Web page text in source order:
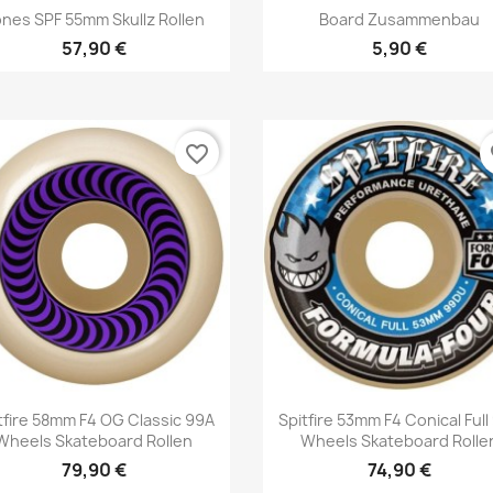
Vorschau
SPF 55mm Skullz Rollen
57,90 €
Vorschau
Board Zusammenbau
5,90 €
Vorschau
58mm F4 OG Classic 99A
Skateboard Rollen
79,90 €
favorite_border
Vorschau
Spitfire 53mm F4 Conical Full
Wheels Skateboard
74,90 €